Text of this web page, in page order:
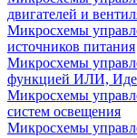
двигателей и
Микросхемы
источников питания
Микросхемы
функцией ИЛИ,
Микросхемы
систем освещения
Микросхемы